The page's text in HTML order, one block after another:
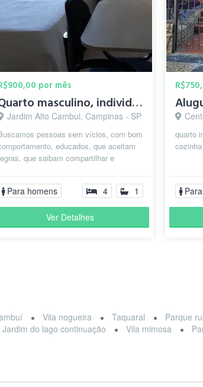
por mês
Quarto masculino, individual, mobiliado no bairro Cambui .
Jardim Alto Cambui, Campinas - SP
pessoas sem vícios, com bom
educados, que aceitam
que saibam compartilhar e
Para homens 4 1
Ver Detalhes
quarto
Vila nogueira Taquaral
Parque
Jardim do lago continuação Vila mimosa